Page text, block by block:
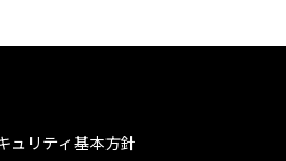
ュリティ基本方針